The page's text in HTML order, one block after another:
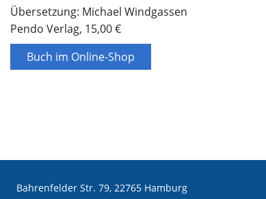
Übersetzung: Michael Windgassen
Pendo Verlag, 15,00 €
Buch im Online-Shop
Bahrenfelder Str. 79, 22765 Hamburg